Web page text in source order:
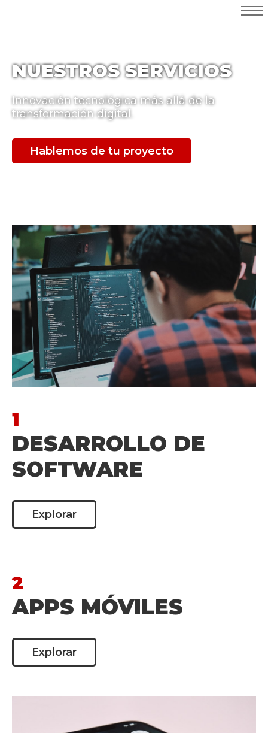
NUESTROS SERVICIOS
Innovación tecnológica más allá de la
transformación digital.
Hablemos de tu proyecto
1
DESARROLLO DE
SOFTWARE
Explorar
2
APPS MÓVILES
Explorar